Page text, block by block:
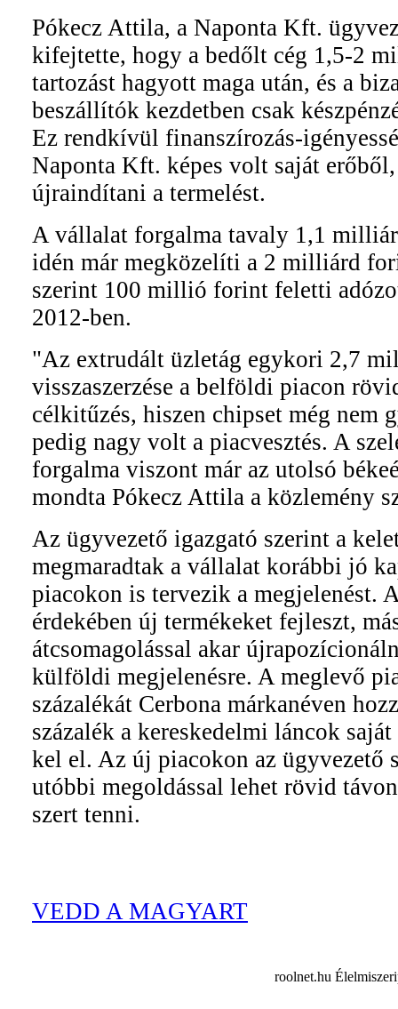
Pókecz Attila, a Naponta Kft.
kifejtette, hogy a bedőlt cég 1,5-2
tartozást hagyott maga után, és a
beszállítók kezdetben csak
Ez rendkívül finanszírozás-
Naponta Kft. képes volt saját
újraindítani a termelést.
A vállalat forgalma tavaly 1,1
idén már megközelíti a 2 milliárd
szerint 100 millió forint feletti
2012-ben.
"Az extrudált üzletág egykori 2,7
visszaszerzése a belföldi piacon
célkitűzés, hiszen chipset még nem
pedig nagy volt a piacvesztés. A
forgalma viszont már az utolsó
mondta Pókecz Attila a közlemény
Az ügyvezető igazgató szerint a
megmaradtak a vállalat korábbi jó
piacokon is tervezik a megjelenést.
érdekében új termékeket fejleszt,
átcsomagolással akar
külföldi megjelenésre. A meglevő
százalékát Cerbona márkanéven
százalék a kereskedelmi láncok
kel el. Az új piacokon az ügyvezető
utóbbi megoldással lehet rövid
szert tenni.
VEDD A MAGYART
roolnet.hu